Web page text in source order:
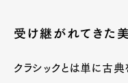
受け継がれてきた
クラシックとは単に古